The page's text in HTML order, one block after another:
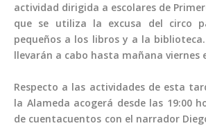
actividad dirigida a escolares de
que se utiliza la excusa del circo
pequeños a los libros y a la
llevarán a cabo hasta mañana viernes
Respecto a las actividades de esta
la Alameda acogerá desde las 19:00
de cuentacuentos con el narrador